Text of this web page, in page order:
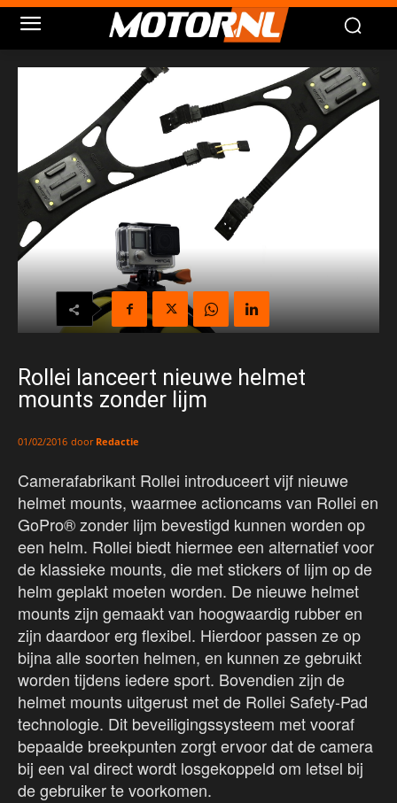
Rollei lanceert nieuwe helmet
mounts zonder lijm
01/02/2016 door Redactie
Camerafabrikant Rollei introduceert vijf nieuwe
helmet mounts, waarmee actioncams van Rollei en
GoPro® zonder lijm bevestigd kunnen worden op
een helm. Rollei biedt hiermee een alternatief voor
de klassieke mounts, die met stickers of lijm op de
helm geplakt moeten worden. De nieuwe helmet
mounts zijn gemaakt van hoogwaardig rubber en
zijn daardoor erg flexibel. Hierdoor passen ze op
bijna alle soorten helmen, en kunnen ze gebruikt
worden tijdens iedere sport. Bovendien zijn de
helmet mounts uitgerust met de Rollei Safety-Pad
technologie. Dit beveiligingssysteem met vooraf
bepaalde breekpunten zorgt ervoor dat de camera
bij een val direct wordt losgekoppeld om letsel bij
de gebruiker te voorkomen.